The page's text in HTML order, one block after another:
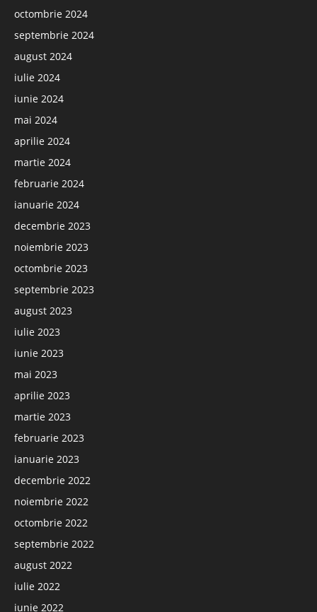
octombrie 2024
septembrie 2024
august 2024
iulie 2024
iunie 2024
mai 2024
aprilie 2024
martie 2024
februarie 2024
ianuarie 2024
decembrie 2023
noiembrie 2023
octombrie 2023
septembrie 2023
august 2023
iulie 2023
iunie 2023
mai 2023
aprilie 2023
martie 2023
februarie 2023
ianuarie 2023
decembrie 2022
noiembrie 2022
octombrie 2022
septembrie 2022
august 2022
iulie 2022
iunie 2022